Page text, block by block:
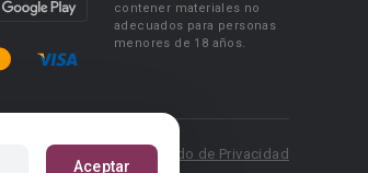
Aceptar
contener materiales no
adecuados para personas
menores de 18 años.
de uso Acuerdo de Privacidad